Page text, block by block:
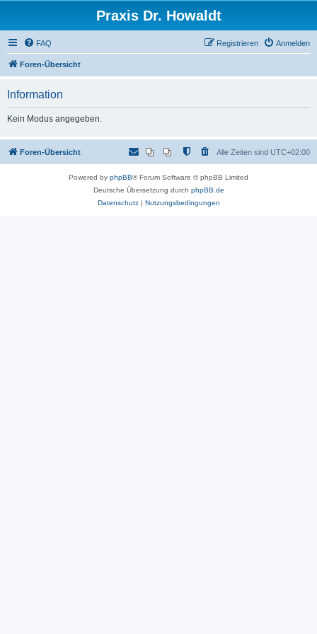
Praxis Dr. Howaldt
FAQ Anmelden
Registrieren
Foren-Übersicht
Information
Kein Modus angegeben.
Foren-Übersicht Alle Zeiten sind UTC+02:00
Powered by phpBB® Forum Software © phpBB Limited
Deutsche Übersetzung durch phpBB.de
Datenschutz| Nutzungsbedingungen